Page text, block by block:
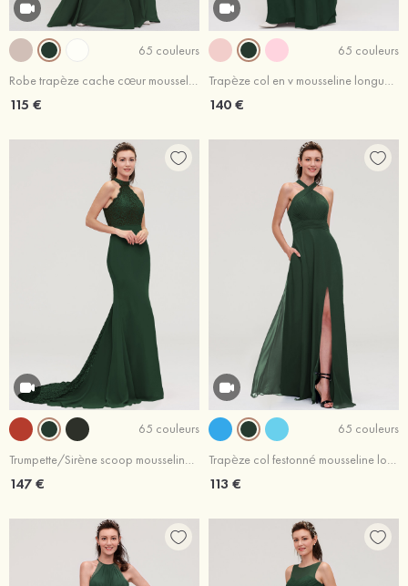
65 couleurs
Robe trapèze cache cœur mousseline longueur ras du sol robe de demoiselle d'honneur avec perle
115 €
65 couleurs
Trapèze col en v mousseline longueur ras du sol robe de demoiselle d'honneur avec appliqué perle
140 €
65 couleurs
147 €
65 couleurs
113 €